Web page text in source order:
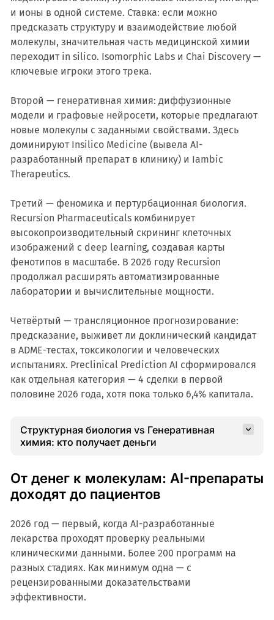
и ионы в одной системе. Ставка: если можно
предсказать структуру и взаимодействие любой
молекулы, значительная часть медицинской химии
переходит in silico. Isomorphic Labs и Chai Discovery —
ключевые игроки этого трека.
Второй — генеративная химия: диффузионные
модели и графовые нейросети, которые предлагают
новые молекулы с заданными свойствами. Здесь
доминируют Insilico Medicine (вывела AI-
разработанный препарат в клинику) и Iambic
Therapeutics.
Третий — феномика и пертурбационная биология.
Recursion Pharmaceuticals комбинирует
высокопроизводительный скрининг клеточных
изображений с deep learning, создавая карты
фенотипов в масштабе. В 2026 году Recursion
продолжал расширять автоматизированные
лаборатории и вычислительные мощности.
Четвёртый — трансляционное прогнозирование:
предсказание, выживет ли доклинический кандидат
в ADME-тестах, токсикологии и человеческих
испытаниях. Preclinical Prediction AI сформировался
как отдельная категория — 4 сделки в первой
половине 2026 года, хотя пока только 6,4% капитала.
Структурная биология vs Генеративная
химия: кто получает деньги
От денег к молекулам: AI-препараты
доходят до пациентов
2026 год — первый, когда AI-разработанные
лекарства проходят проверку реальными
клиническими данными. Более 200 программ на
разных стадиях. Как минимум одна — с
рецензированными доказательствами
эффективности.